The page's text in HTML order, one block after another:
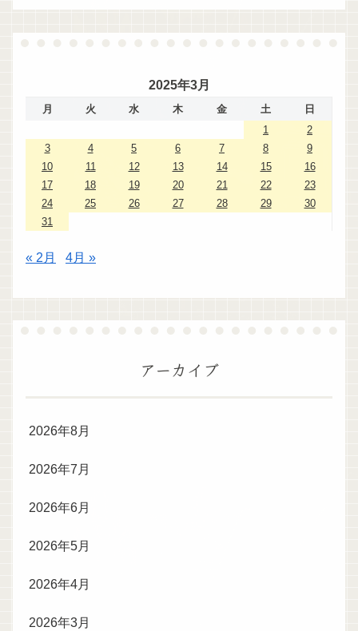
2025年3月
月 火 水 木 金 土
日
1
2
3
4 5 6 7 8
9
10
11 12 13 14 15
16
17
18 19 20 21 22
23
24
25 26 27 28 29
30
31
« 2月 4月 »
アーカイブ
2026年8月
2026年7月
2026年6月
2026年5月
2026年4月
2026年3月